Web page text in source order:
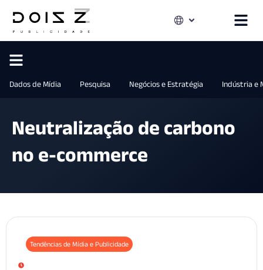
Dados de Mídia Pesquisa Negócios e Estratégia Indústria e
Neutralização de carbono
no e-commerce
Tendências de Mídia e Publicidade